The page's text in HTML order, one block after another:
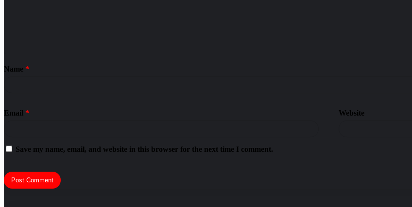
Name *
Email * Website
Save my name, email, and website in this browser for the next time I comment.